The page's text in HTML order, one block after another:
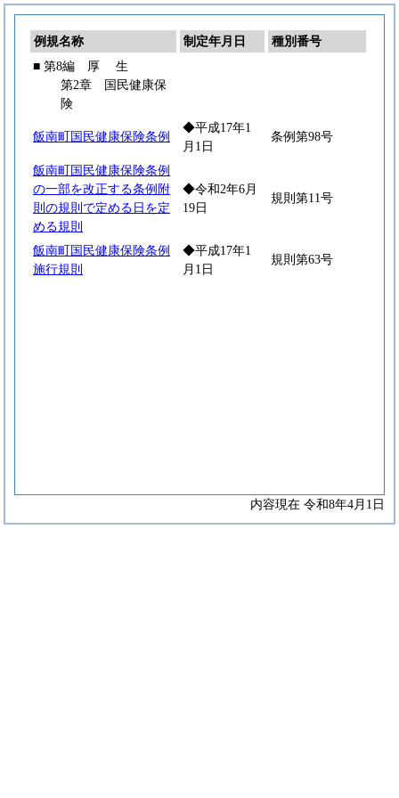
例規名称 制定年月日
種別番号
■ 第8編 厚 生
第2章 国民健康保
険
飯南町国民健康保険条例
◆平成17年1
月1日
条例第98号
飯南町国民健康保険条例
の一部を改正する条例附
則の規則で定める日を定
める規則
◆令和2年6月
19日
規則第11号
飯南町国民健康保険条例
施行規則
◆平成17年1
月1日
規則第63号
内容現在 令和8年4月1日